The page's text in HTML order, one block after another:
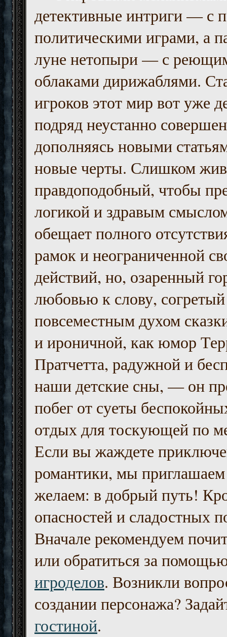
детективные интриги — с
политическими играми, а
луне нетопыри — с
облаками дирижаблями.
игроков этот мир вот уже
подряд неустанно
дополняясь новыми
новые черты. Слишком
правдоподобный, чтобы
логикой и здравым
обещает полного
рамок и неограниченной
действий, но, озаренный
любовью к слову, согретый
повсеместным духом
и ироничной, как юмор
Пратчетта, радужной и
наши детские сны, — он
побег от суеты
отдых для тоскующей по
Если вы жаждете
романтики, мы приглашаем
желаем: в добрый путь!
опасностей и сладостных
Вначале рекомендуем
или обратиться за
игроделов. Возникли
создании персонажа?
гостиной.